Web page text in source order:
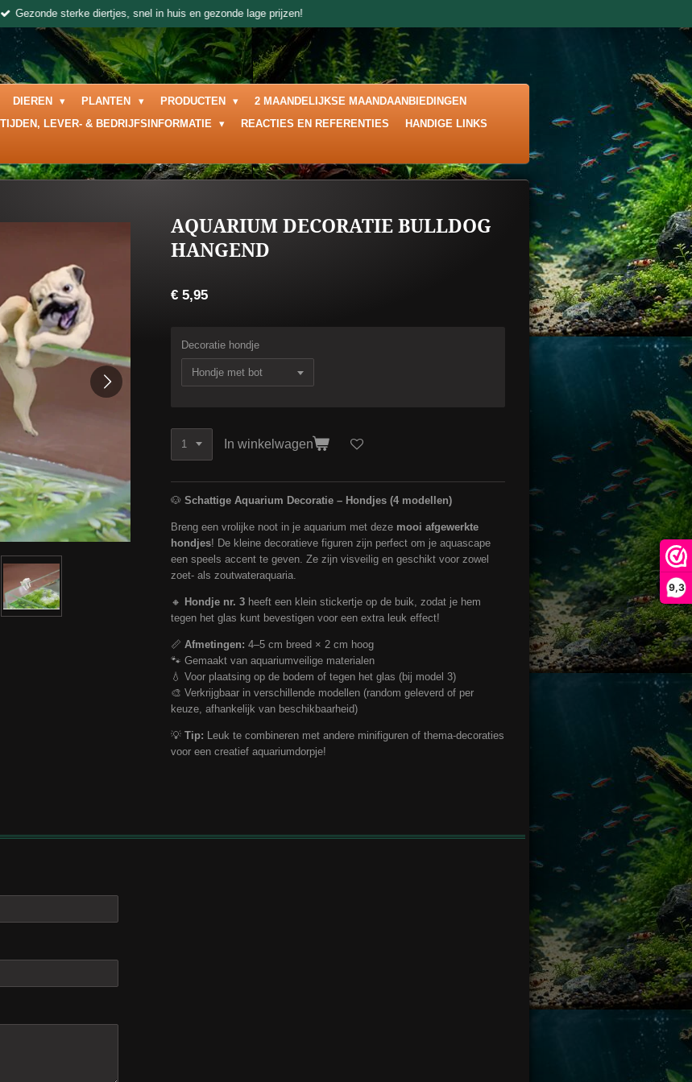
9,3
Gezonde sterke diertjes, snel in huis en gezonde lage prijzen!
DIEREN PLANTEN PRODUCTEN
2 MAANDELIJKSE MAANDAANBIEDINGEN
LEVER- & BEDRIJFSINFORMATIE REACTIES EN REFERENTIES HANDIGE LINKS
AQUARIUM DECORATIE BULLDOG
HANGEND
€ 5,95
Decoratie hondje
In winkelwagen
🐶 Schattige Aquarium Decoratie – Hondjes (4 modellen)
Breng een vrolijke noot in je aquarium met deze mooi afgewerkte
hondjes! De kleine decoratieve figuren zijn perfect om je aquascape
een speels accent te geven. Ze zijn visveilig en geschikt voor zowel
zoet- als zoutwateraquaria.
🔸 Hondje nr. 3 heeft een klein stickertje op de buik, zodat je hem
tegen het glas kunt bevestigen voor een extra leuk effect!
📏 Afmetingen: 4–5 cm breed × 2 cm hoog
🐾 Gemaakt van aquariumveilige materialen
💧 Voor plaatsing op de bodem of tegen het glas (bij model 3)
🎨 Verkrijgbaar in verschillende modellen (random geleverd of per
keuze, afhankelijk van beschikbaarheid)
💡 Tip: Leuk te combineren met andere minifiguren of thema-decoraties
voor een creatief aquariumdorpje!